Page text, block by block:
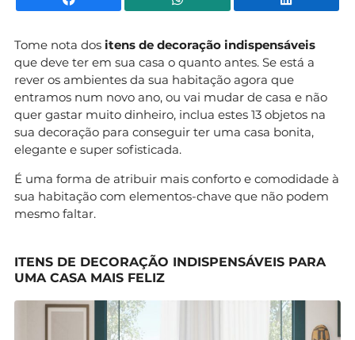
Tome nota dos itens de decoração indispensáveis
que deve ter em sua casa o quanto antes. Se está a
rever os ambientes da sua habitação agora que
entramos num novo ano, ou vai mudar de casa e não
quer gastar muito dinheiro, inclua estes 13 objetos na
sua decoração para conseguir ter uma casa bonita,
elegante e super sofisticada.
É uma forma de atribuir mais conforto e comodidade à
sua habitação com elementos-chave que não podem
mesmo faltar.
ITENS DE DECORAÇÃO INDISPENSÁVEIS PARA
UMA CASA MAIS FELIZ